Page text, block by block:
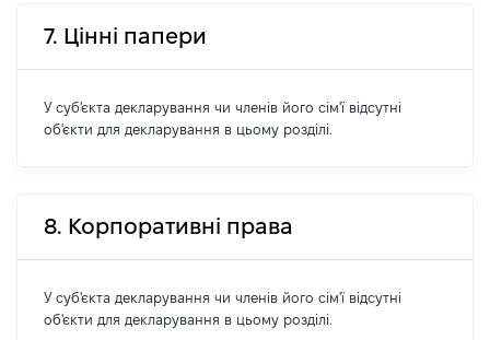
7. Цінні папери
У суб'єкта декларування чи членів його сім'ї відсутні
об'єкти для декларування в цьому розділі.
8. Корпоративні права
У суб'єкта декларування чи членів його сім'ї відсутні
об'єкти для декларування в цьому розділі.